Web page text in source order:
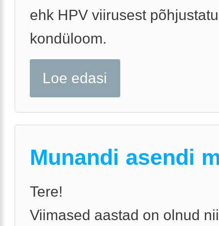
ehk HPV viirusest
kondüloom.
Loe edasi
Munandi asendi
Tere!
Viimased aastad on olnud